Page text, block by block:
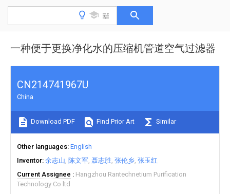
一种便于更换净化水的压缩机管道空气过滤器
CN214741967U
China
Download PDF Find Prior Art Similar
Other languages English
Inventor 余志山 陈文军 聂志胜 张伦乡 张玉红
Current Assignee
Hangzhou Rantechnetium Purification
Technology Co ltd